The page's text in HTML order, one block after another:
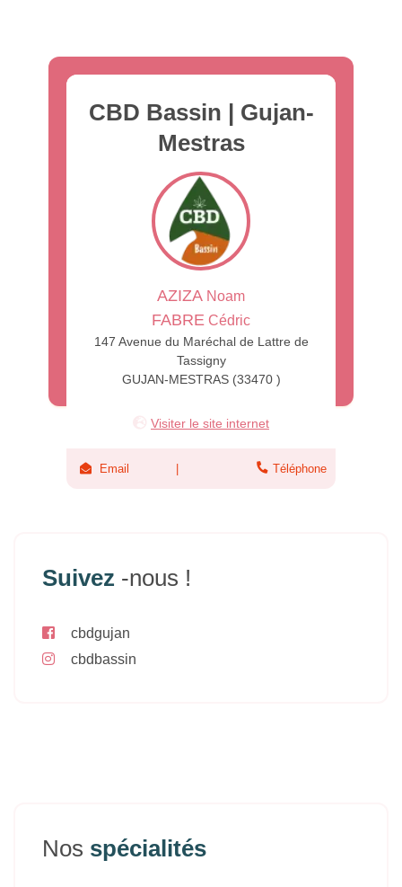
CBD Bassin | Gujan-
Mestras
AZIZA Noam
FABRE Cédric
147 Avenue du Maréchal de Lattre de
Tassigny
GUJAN-MESTRAS (33470 )
Visiter le site internet
Email Téléphone
Suivez -nous !
cbdgujan
cbdbassin
Nos spécialités